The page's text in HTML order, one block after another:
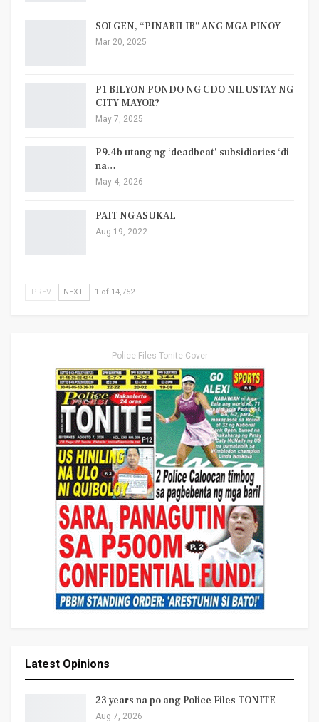
SOLGEN, “PINABILIB” ANG MGA PINOY
Mar 20, 2025
P1 BILYON PONDO NG CDO NILUSTAY NG
CITY MAYOR?
May 7, 2025
P9.4b utang ng ‘deadbeat’ subsidiaries ‘di
na…
May 4, 2026
PAIT NG ASUKAL
Aug 19, 2022
PREV NEXT 1 of 14,752
- Police Files Tonite Cover -
Latest Opinions
23 years na po ang Police Files TONITE
Aug 7, 2026